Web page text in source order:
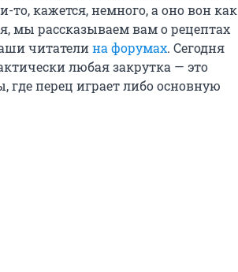
то, кажется, немного, а оно вон как
мы рассказываем вам о рецептах
читателина форумах. Сегодня
любая закрутка — это
перец играет либо основную